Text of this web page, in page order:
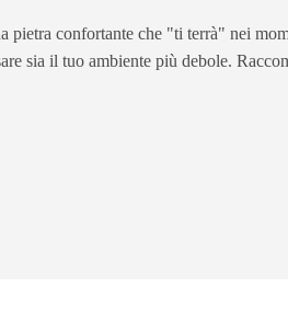
confortante che "ti terrà" nei
sia il tuo ambiente più debole.